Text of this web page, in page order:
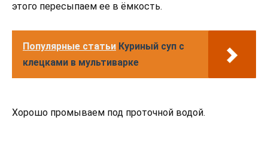
этого пересыпаем ее в ёмкость.
Популярные статьи Куриный суп с
клецками в мультиварке
Хорошо промываем под проточной водой.